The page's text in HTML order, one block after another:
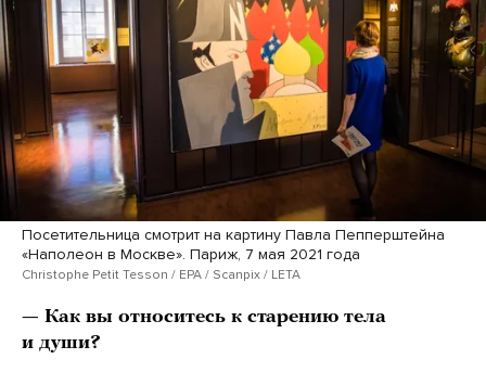
Посетительница смотрит на картину Павла Пепперштейна
«Наполеон в Москве». Париж, 7 мая 2021 года
Christophe Petit Tesson / EPA / Scanpix / LETA
— Как вы относитесь к старению тела
и души?